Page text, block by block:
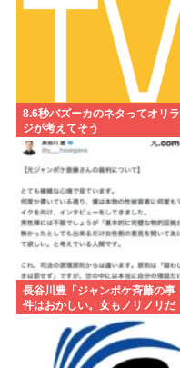
8.6秒バズーカのネタってオリラ
ジが考えてそう
長谷川豊「ジャンポケ斉藤の事
件はおかしい。女もノリノリだ
った冤罪だろ」